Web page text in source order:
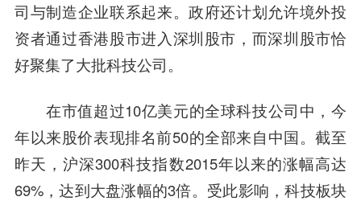
司与制造企业联系起来。政府还计划允许境外投
资者通过香港股市进入深圳股市，而深圳股市恰
好聚集了大批科技公司。
在市值超过10亿美元的全球科技公司中，今
年以来股价表现排名前50的全部来自中国。截至
昨天，沪深300科技指数2015年以来的涨幅高达
69%，达到大盘涨幅的3倍。受此影响，科技板块